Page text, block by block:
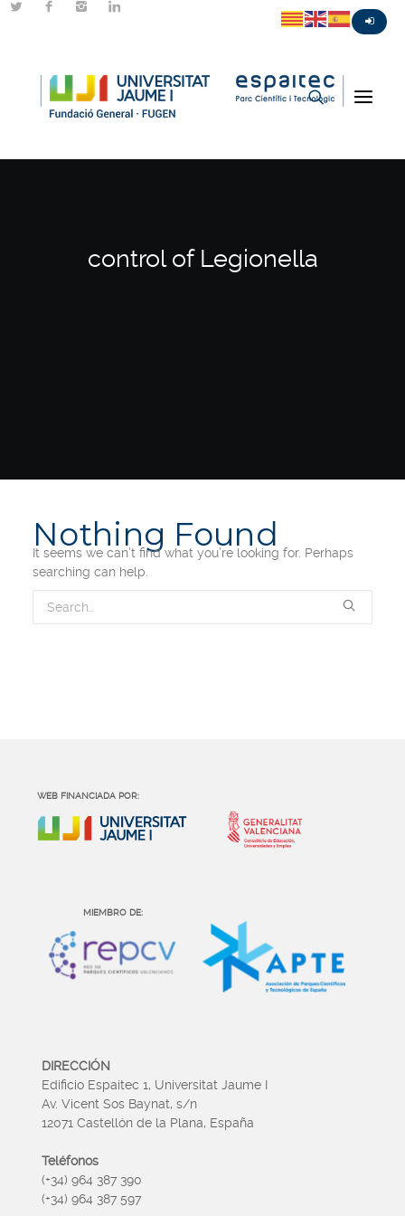
control of Legionella
Nothing Found
It seems we can’t find what you’re looking for. Perhaps
searching can help.
WEB FINANCIADA POR:
MIEMBRO DE:
DIRECCIÓN
Edificio Espaitec 1, Universitat Jaume I
Av. Vicent Sos Baynat, s/n
12071 Castellón de la Plana, España
Teléfonos
(+34) 964 387 390
(+34) 964 387 597